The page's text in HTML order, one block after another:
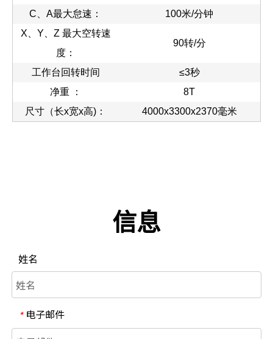
C、A最大怠速：
100米/分钟
X、Y、Z 最大空转速
度：
90转/分
工作台回转时间
≤3秒
净重 ：
8T
尺寸（长x宽x高)：
4000x3300x2370毫米
信息
姓名
* 电子邮件